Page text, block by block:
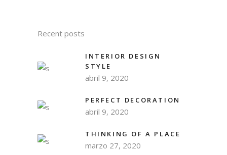
Recent posts
INTERIOR DESIGN
STYLE
abril 9, 2020
PERFECT DECORATION
abril 9, 2020
THINKING OF A PLACE
marzo 27, 2020